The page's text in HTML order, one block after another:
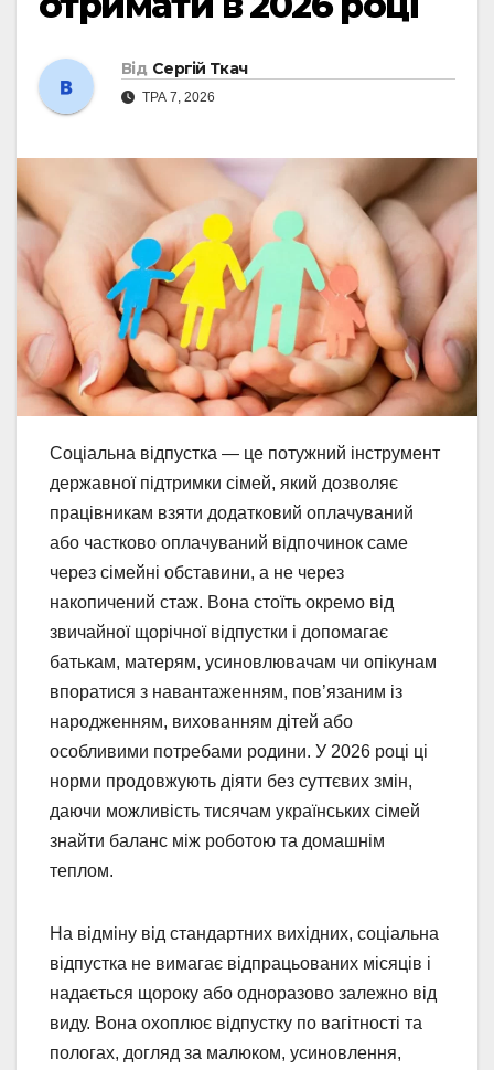
Від Сергій Ткач
ТРА 7, 2026
Соціальна відпустка — це потужний інструмент
державної підтримки сімей, який дозволяє
працівникам взяти додатковий оплачуваний
або частково оплачуваний відпочинок саме
через сімейні обставини, а не через
накопичений стаж. Вона стоїть окремо від
звичайної щорічної відпустки і допомагає
батькам, матерям, усиновлювачам чи опікунам
впоратися з навантаженням, пов’язаним із
народженням, вихованням дітей або
особливими потребами родини. У 2026 році ці
норми продовжують діяти без суттєвих змін,
даючи можливість тисячам українських сімей
знайти баланс між роботою та домашнім
теплом.
На відміну від стандартних вихідних, соціальна
відпустка не вимагає відпрацьованих місяців і
надається щороку або одноразово залежно від
виду. Вона охоплює відпустку по вагітності та
пологах, догляд за малюком, усиновлення,